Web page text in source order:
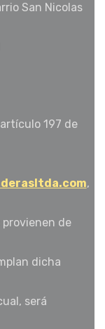
San Nicolas
197 de
,
de
dicha
será